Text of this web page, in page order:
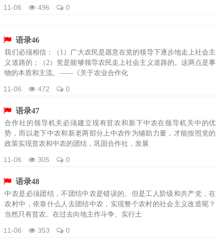
11-06 496 0
语录46
我们必须相信：（1）广大农民是愿意在党的领导下逐步地走上社会主
义道路的；（2）党是能够领导农民走上社会主义道路的。这两点是事
物的本质和主流。——《关于农业合作化
11-06 472 0
语录47
合作社的领导机关必须建立现有贫农和新下中农在领导机关中的优
势，而以老下中农和新老两部分上中农作为辅助力量，才能按照党的
政策实现贫农和中农的团结，巩固合作社，发展
11-06 305 0
语录48
中农是必须团结，不团结中农是错误的。但是工人阶级和共产党，在
农村中，依靠什么人去团结中农，实现整个农村的社会主义改造呢？
当然只有贫农。在过去向地主作斗争、实行土
11-06 353 0